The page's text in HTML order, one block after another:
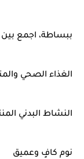
ببساطة، اجمع بين
الغذاء الصحي
النشاط البدني
نوم كافٍ وعميق